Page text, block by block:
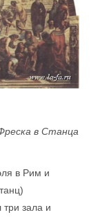
в Станца
в Рим и
три зала и